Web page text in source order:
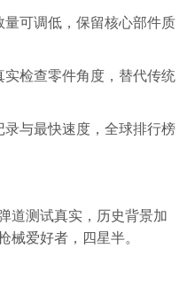
可调低，保留核心部件质
检查零件角度，替代传统
与最快速度，全球排行榜
道测试真实，历史背景加
械爱好者，四星半。